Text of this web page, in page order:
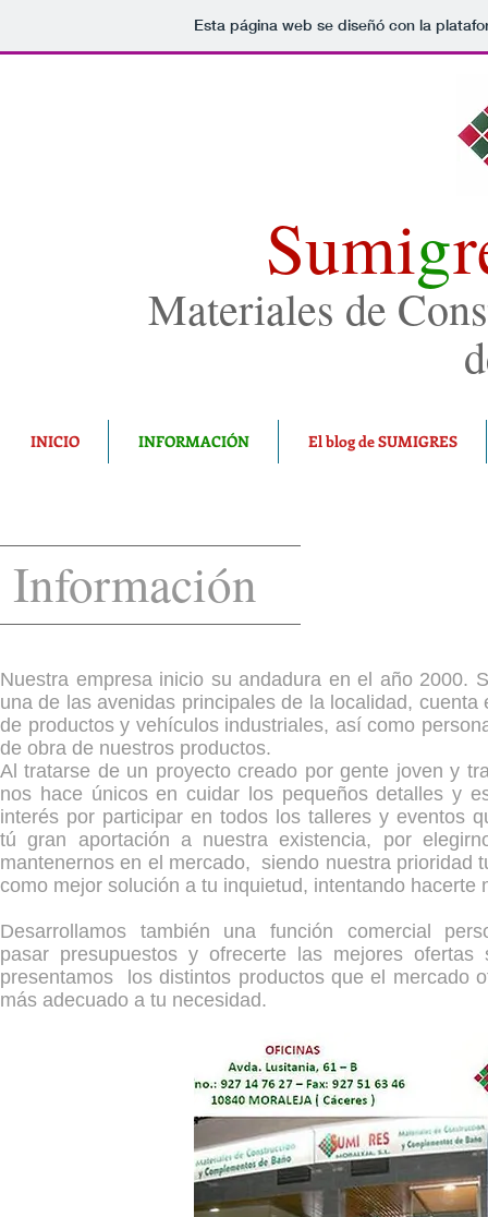
Esta página web se diseñó con la
Sumig
Materiales de
INICIO INFORMACIÓN El blog de SUMIGRES
Información
Nuestra empresa inicio su andadura en el año 2000.
una de las avenidas principales de la localidad,
de productos y vehículos industriales, así como
de obra de nuestros productos.
Al tratarse de un proyecto creado por gente joven y
nos hace únicos en cuidar los pequeños detalles y
interés por participar en todos los talleres y eventos
tú gran aportación a nuestra existencia, por
mantenernos en el mercado, siendo nuestra prioridad
como mejor solución a tu inquietud, intentando hacerte
Desarrollamos también una función comercial
pasar presupuestos y ofrecerte las mejores
presentamos los distintos productos que el mercado
más adecuado a tu necesidad.